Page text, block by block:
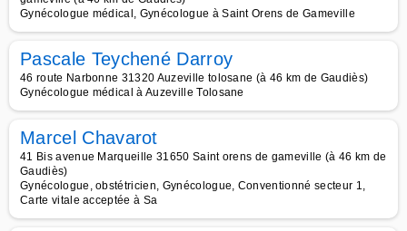
Gynécologue médical, Gynécologue à Saint Orens de Gameville
Pascale Teychené Darroy
46 route Narbonne 31320 Auzeville tolosane (à 46 km de Gaudiès)
Gynécologue médical à Auzeville Tolosane
Marcel Chavarot
41 Bis avenue Marqueille 31650 Saint orens de gameville (à 46 km de
Gaudiès)
Gynécologue, obstétricien, Gynécologue, Conventionné secteur 1,
Carte vitale acceptée à Sa